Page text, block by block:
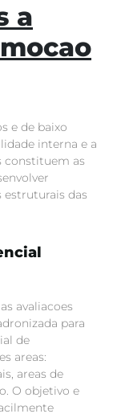
a
e de baixo
interna e a
constituem as
das
avaliacoes
para
de
areas:
areas de
O objetivo e